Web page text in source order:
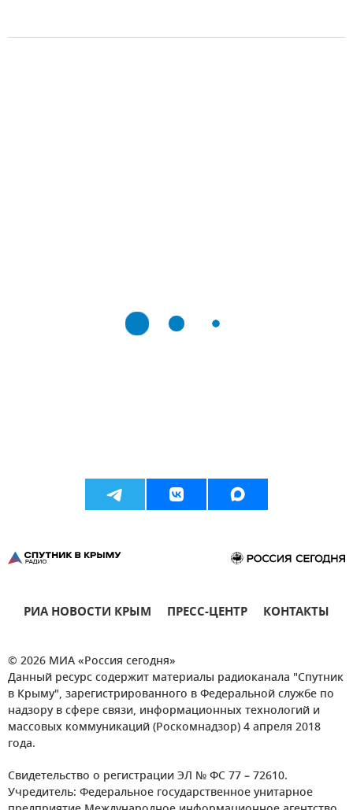
РИА НОВОСТИ КРЫМ ПРЕСС-ЦЕНТР КОНТАКТЫ
© 2026 МИА «Россия сегодня»
Данный ресурс содержит материалы радиоканала "Спутник
в Крыму", зарегистрированного в Федеральной службе по
надзору в сфере связи, информационных технологий и
массовых коммуникаций (Роскомнадзор) 4 апреля 2018
года.
Свидетельство о регистрации ЭЛ № ФС 77 – 72610.
Учредитель: Федеральное государственное унитарное